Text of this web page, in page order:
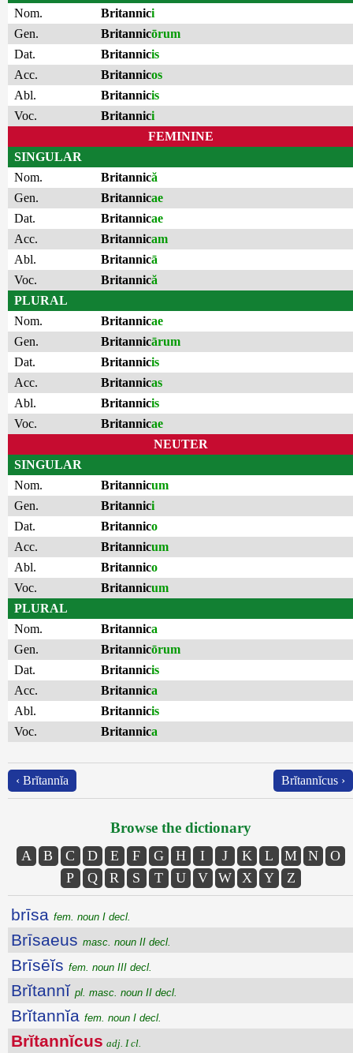
Nom.
Britannici
Gen.
Britannicōrum
Dat.
Britannicis
Acc.
Britannicos
Abl.
Britannicis
Voc.
Britannici
FEMININE
SINGULAR
Nom.
Britannică
Gen.
Britannicae
Dat.
Britannicae
Acc.
Britannicam
Abl.
Britannicā
Voc.
Britannică
PLURAL
Nom.
Britannicae
Gen.
Britannicārum
Dat.
Britannicis
Acc.
Britannicas
Abl.
Britannicis
Voc.
Britannicae
NEUTER
SINGULAR
Nom.
Britannicum
Gen.
Britannici
Dat.
Britannico
Acc.
Britannicum
Abl.
Britannico
Voc.
Britannicum
PLURAL
Nom.
Britannica
Gen.
Britannicōrum
Dat.
Britannicis
Acc.
Britannica
Abl.
Britannicis
Voc.
Britannica
‹ Brĭtannĭa Brĭtannĭcus ›
Browse the dictionary
A B C D E F G H I J K L M N
O
P
Q R S T U V W X Y Z
brīsa fem. noun I decl.
Brīsaeus masc. noun II decl.
Brīsēĭs fem. noun III decl.
Brĭtannĭ pl. masc. noun II decl.
Brĭtannĭa fem. noun I decl.
Brĭtannĭcus adj. I cl.